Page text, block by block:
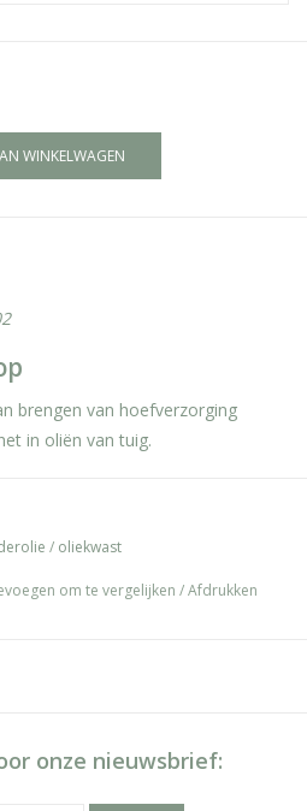
WINKELWAGEN
brengen van hoefverzorging
in oliën van tuig.
/ oliekwast
om te vergelijken /Afdrukken
onze nieuwsbrief: